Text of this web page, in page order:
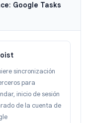
Google Tasks
sincronización
para
inicio de sesión
de la cuenta de